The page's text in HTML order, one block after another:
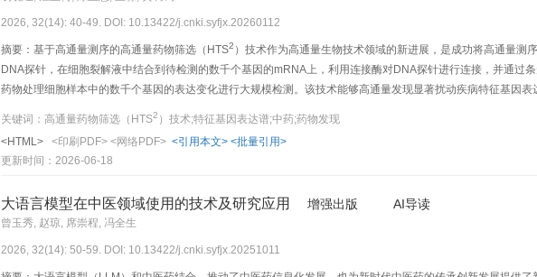
2026, 32(14): 40-49. DOI: 10.13422/j.cnki.syfjx.20260112
摘要：基于高通量测序的高通量药物筛选（HTS2 ）技术作为高通量生物技术领域的新进展，是成功将高通量测
DNA探针，在细胞裂解液中结合到待检测的数千个基因的mRNA上，利用连接酶对DNA探针进行连接，并通过
药物处理细胞样本中的数千个基因的表达变化进行大规模检测。该技术能够高通量发现显著扰动疾病特征基因
制研究中，以特征基因表达谱为指标，发挥高通量的巨大优势，因此，HTS
适用于中药多靶点的机制解析和多
时代，HTS
2 技术可作为获取高质量、原创中药大数据的有力工具，将为AI赋能的中医药研究提供核心数据支持
和中药新药发现提供新策略和关键大数据支撑，助力我国中医药现代化和国际化进程。
关键词：高通量药物筛选（HTS2 ）技术;特征基因表达谱;中药;药物发现
<HTML>
<印刷PDF> <网络PDF> <引用本文> <批量引用>
更新时间：2026-06-18
大语言模型在中医领域使用的技术及研究应用 增强出版 AI导读
曾玉秀, 赵琼, 席崇程, 冯全生
2026, 32(14): 50-59. DOI: 10.13422/j.cnki.syfjx.20251011